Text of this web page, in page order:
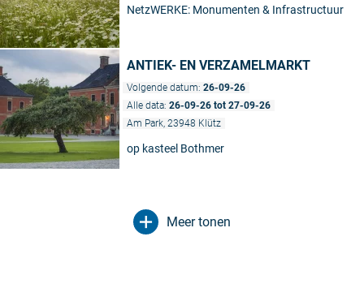
NetzWERKE: Monumenten & Infrastructuur
ANTIEK- EN VERZAMELMARKT
Volgende datum: 26-09-26
Alle data: 26-09-26 tot 27-09-26
Am Park, 23948 Klütz
op kasteel Bothmer
Meer tonen